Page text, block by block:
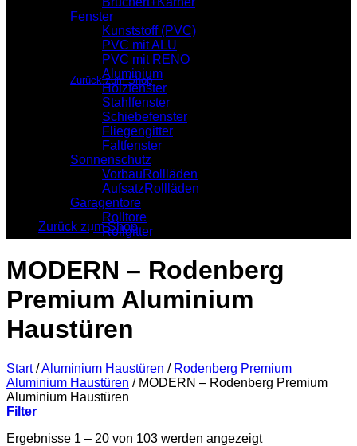
Es befinden sich keine Produkte im Warenkorb.
Zurück zum Shop
Warenkorb
Es befinden sich keine Produkte im Warenkorb.
Zurück zum Shop
Fenster
Kunststoff (PVC)
PVC mit ALU
PVC mit RENO
Aluminium
Holzfenster
Stahlfenster
Schiebefenster
Fliegengitter
Faltfenster
Sonnenschutz
VorbauRollläden
AufsatzRollläden
Garagentore
Rolltore
Rollgitter
MODERN – Rodenberg
Premium Aluminium
Haustüren
Start /Aluminium Haustüren / Rodenberg Premium
Aluminium Haustüren /MODERN – Rodenberg Premium
Aluminium Haustüren
Filter
Ergebnisse 1 – 20 von 103 werden angezeigt